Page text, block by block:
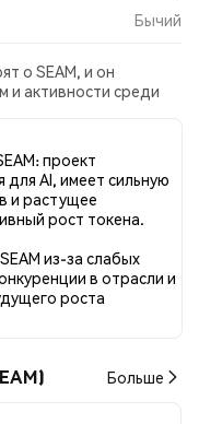
Бычий
о SEAM, и он
и активности среди
было Бычий.
статей о SEAM. В
по сравнению с
SEAM. 45.45%
к SEAM. Эти
проект
AI, имеет сильную
и растущее
рост токена.
из-за слабых
в отрасли и
роста
Больше